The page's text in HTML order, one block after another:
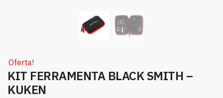
Oferta!
KIT FERRAMENTA BLACK SMITH –
KUKEN